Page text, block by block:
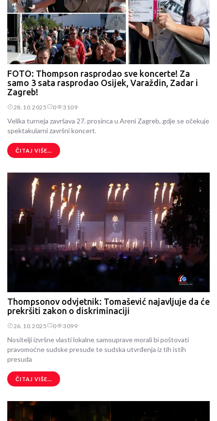
FOTO: Thompson rasprodao sve koncerte! Za
samo 3 sata rasprodao Osijek, Varaždin, Zadar i
Zagreb!
28.10.2025 0 3109
Velika turneja završava 27. prosinca u Areni Zagreb, gdje se očekuje
spektakularni završni koncert.
ČITAJ VIŠE...
Thompsonov odvjetnik: Tomašević najavljuje da će
prekršiti zakon o diskriminaciji
26.10.2025 0 3099
Nositelji izvršne vlasti lokalne samouprave morali bi poštovati
pravomoćne sudske presude te sudska utvrđenja iz tih istih
presuda
ČITAJ VIŠE...